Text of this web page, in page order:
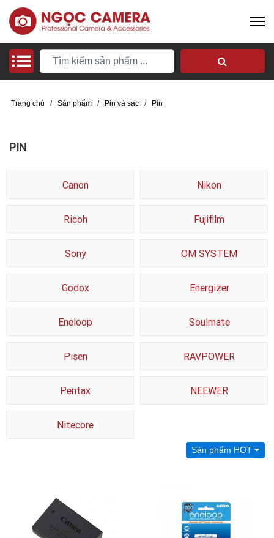
Trang chủ / Sản phẩm / Pin và sạc / Pin
PIN
Canon Nikon
Ricoh Fujifilm
Sony OM SYSTEM
Godox Energizer
Eneloop Soulmate
Pisen RAVPOWER
Pentax NEEWER
Nitecore
Sản phẩm HOT